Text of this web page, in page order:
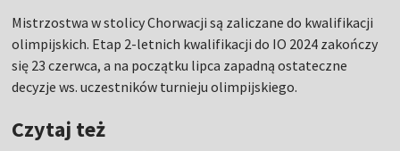
Mistrzostwa w stolicy Chorwacji są zaliczane do kwalifikacji
olimpijskich. Etap 2-letnich kwalifikacji do IO 2024 zakończy
się 23 czerwca, a na początku lipca zapadną ostateczne
decyzje ws. uczestników turnieju olimpijskiego.
Czytaj też